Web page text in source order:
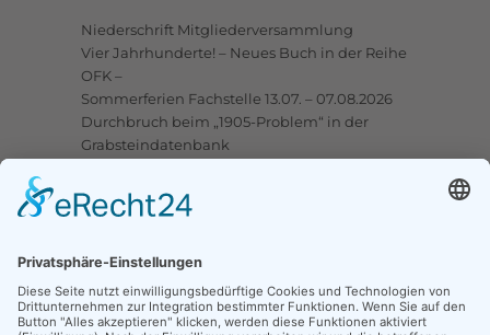
Niederschrift Mitgliederversammlung
Vier Jahrhunderte! – Neues Buch in der Reihe
OFK –
Sommerferien Fachstelle 13.07. – 07.08.2026
Durchbruch beim „1905-Problem“ in der
Grabsteindatenbank
Facebook
Ortssippenbücher-Online
Grabsteindatenbank